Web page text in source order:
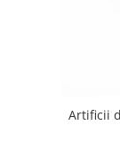
Artificii